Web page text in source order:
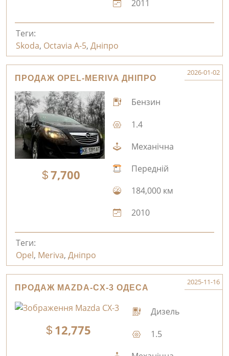
2011
Теги:
Skoda, Octavia A-5, Дніпро
ПРОДАЖ OPEL-MERIVA ДНІПРО
2026-01-02
7,700
Бензин
1.4
Механічна
Передній
184,000 км
2010
Теги:
Opel, Meriva, Дніпро
ПРОДАЖ MAZDA-CX-3 ОДЕСА
2025-11-16
12,775
Дизель
1.5